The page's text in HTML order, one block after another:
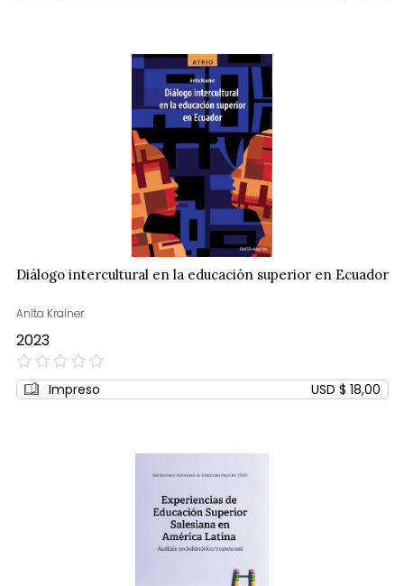
Diálogo intercultural en la educación superior en Ecuador
Anita Krainer
2023
0%
Impreso USD $ 18,00